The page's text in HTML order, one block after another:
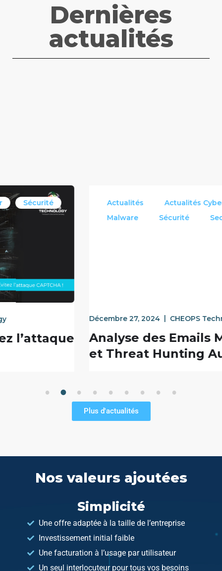
Dernières
actualités
Actualités Actualités Cyber
Article
Sécurité Security
CHEOPS Technology
Analyse des Emails Malveillants
et Threat Hunting Automatisés
1 2 3 4 5 6 7 8 9
Plus d'actualités
Nos valeurs ajoutées
Simplicité
Une offre adaptée à la taille de l’entreprise
Investissement initial faible
Une facturation à l’usage par utilisateur
Un seul interlocuteur pour tous vos besoins